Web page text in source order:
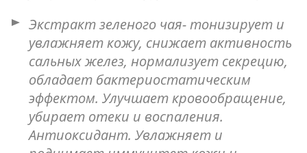
Экстракт зеленого чая- тонизирует и
увлажняет кожу, снижает активность
сальных желез, нормализует секрецию,
обладает бактериостатическим
эффектом. Улучшает кровообращение,
убирает отеки и воспаления.
Антиоксидант. Увлажняет и